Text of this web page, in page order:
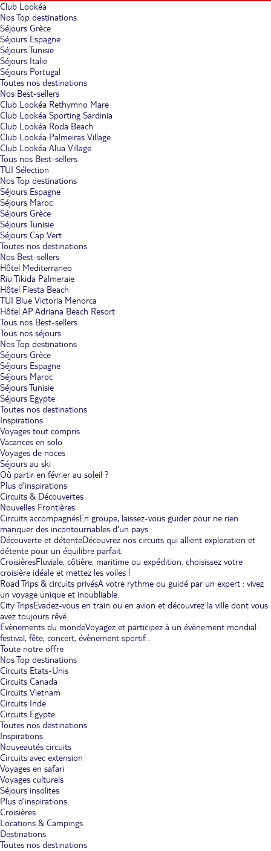
Club Lookéa
Nos Top destinations
Séjours Grèce
Séjours Espagne
Séjours Tunisie
Séjours Italie
Séjours Portugal
Toutes nos destinations
Nos Best-sellers
Club Lookéa Rethymno Mare
Club Lookéa Sporting Sardinia
Club Lookéa Roda Beach
Club Lookéa Palmeiras Village
Club Lookéa Alua Village
Tous nos Best-sellers
TUI Sélection
Nos Top destinations
Séjours Espagne
Séjours Maroc
Séjours Grèce
Séjours Tunisie
Séjours Cap Vert
Toutes nos destinations
Nos Best-sellers
Hôtel Mediterraneo
Riu Tikida Palmeraie
Hôtel Fiesta Beach
TUI Blue Victoria Menorca
Hôtel AP Adriana Beach Resort
Tous nos Best-sellers
Tous nos séjours
Nos Top destinations
Séjours Grèce
Séjours Espagne
Séjours Maroc
Séjours Tunisie
Séjours Egypte
Toutes nos destinations
Inspirations
Voyages tout compris
Vacances en solo
Voyages de noces
Séjours au ski
Où partir en février au soleil ?
Plus d'inspirations
Circuits & Découvertes
Nouvelles Frontières
Circuits accompagnésEn groupe, laissez-vous guider pour ne rien
manquer des incontournables d'un pays.
Découverte et détenteDécouvrez nos circuits qui allient exploration et
détente pour un équilibre parfait.
CroisièresFluviale, côtière, maritime ou expédition, choisissez votre
croisière idéale et mettez les voiles !
Road Trips & circuits privésA votre rythme ou guidé par un expert : vivez
un voyage unique et inoubliable.
City TripsEvadez-vous en train ou en avion et découvrez la ville dont vous
avez toujours rêvé.
Evènements du mondeVoyagez et participez à un évènement mondial :
festival, fête, concert, évènement sportif...
Toute notre offre
Nos Top destinations
Circuits Etats-Unis
Circuits Canada
Circuits Vietnam
Circuits Inde
Circuits Egypte
Toutes nos destinations
Inspirations
Nouveautés circuits
Circuits avec extension
Voyages en safari
Voyages culturels
Séjours insolites
Plus d'inspirations
Croisières
Locations & Campings
Destinations
Toutes nos destinations